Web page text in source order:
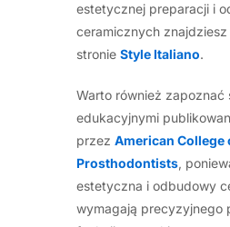
estetycznej preparacji i
ceramicznych znajdziesz
stronie Style Italiano.
Warto również zapoznać
edukacyjnymi
przez American College
Prosthodontists,
estetyczna i odbudowy
wymagają precyzyjnego